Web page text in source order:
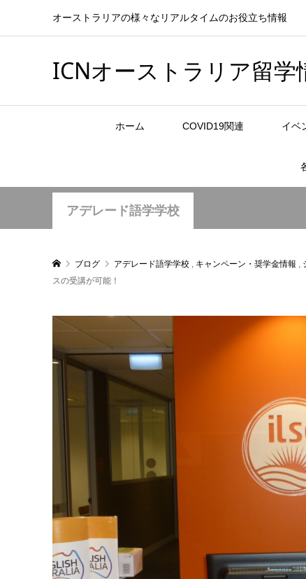
オーストラリアの様々なリアルタイムのお役立ち情報
ICNオーストラリア留学
ホーム COVID19関連 イベ
アデレード語学学校
ブログ アデレード語学学校 , キャンペーン・奨学金情報 ,
スの受講が可能！